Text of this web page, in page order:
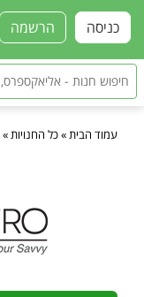
הרשמה כניסה
עמוד הבית »כל החנויות »